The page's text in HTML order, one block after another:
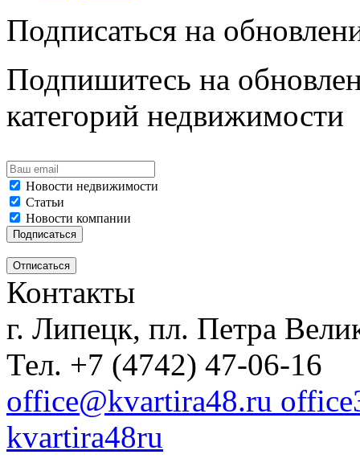
Подписаться на
Подпишитесь на
категорий недвижимости
Новости недвижимости
Статьи
Новости компании
Контакты
г. Липецк, пл. Петра
Тел. +7 (4742) 47-06-16
office@kvartira48.ru
kvartira48ru